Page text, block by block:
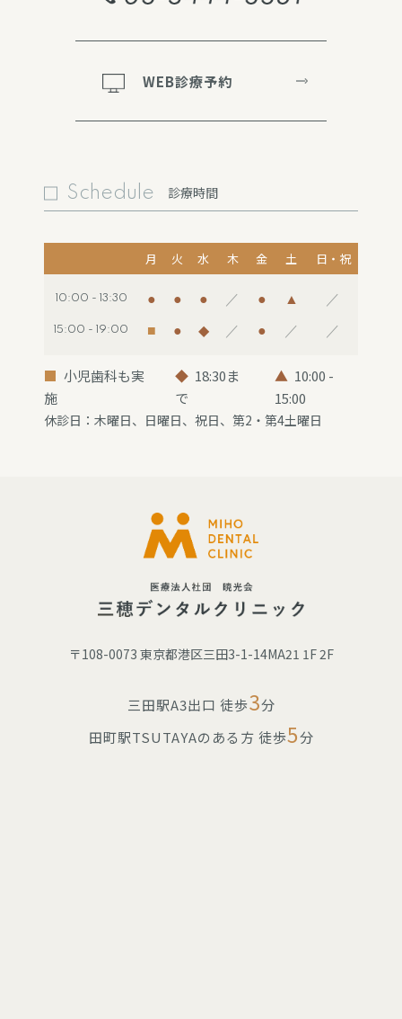
WEB診療予約
Schedule 診療時間
月 火 水 木 金 土 日・祝
10:00 - 13:30 ● ● ● ／ ● ▲ ／
15:00 - 19:00 ■ ● ◆ ／ ● ／ ／
■ 小児歯科も実
施
◆ 18:30ま
で
▲ 10:00 -
15:00
休診日：木曜日、日曜日、祝日、第2・第4土曜日
〒108-0073 東京都港区三田3-1-14MA21 1F 2F
三田駅A3出口 徒歩3分
田町駅TSUTAYAのある方 徒歩5分